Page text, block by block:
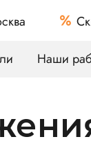
Наши